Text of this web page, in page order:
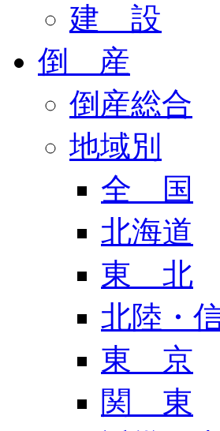
建 設
倒 産
倒産総合
地域別
全 国
北海道
東 北
北陸・
東 京
関 東